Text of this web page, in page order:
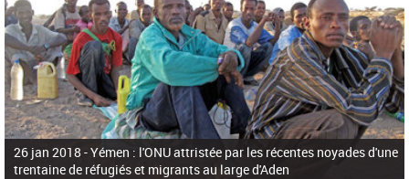
26 jan 2018 -Yémen : l'ONU attristée par les récentes noyades d'une
trentaine de réfugiés et migrants au large d'Aden